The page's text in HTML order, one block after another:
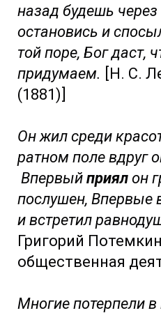
назад будешь
остановись и
той поре, Бог даст,
придумаем.
[Н. С.
(1881)]
Он жил среди
ратном поле вдруг
Впервый приял он
послушен, Впервые
и встретил
Григорий
общественная
Многие потерпели